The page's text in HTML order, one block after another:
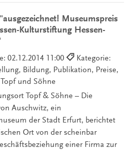
Museumspreis
Kulturstiftung Hessen-
02.12.2014 11:00
Kategorie:
Bildung, Publikation, Preise,
und Söhne
Topf & Söhne – Die
Auschwitz, ein
der Stadt Erfurt, berichtet
Ort von der scheinbar
einer Firma zur